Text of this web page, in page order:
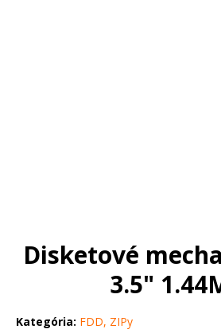
Disketové
3.5"
Kategória: FDD, ZIPy